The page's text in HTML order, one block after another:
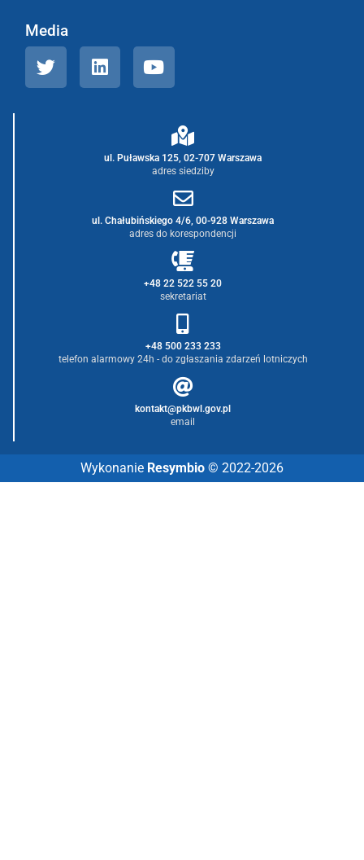
Media
ul. Puławska 125, 02-707 Warszawa
adres siedziby
ul. Chałubińskiego 4/6, 00-928 Warszawa
adres do korespondencji
+48 22 522 55 20
sekretariat
+48 500 233 233
telefon alarmowy 24h - do zgłaszania zdarzeń lotniczych
kontakt@pkbwl.gov.pl
email
Wykonanie Resymbio © 2022-2026